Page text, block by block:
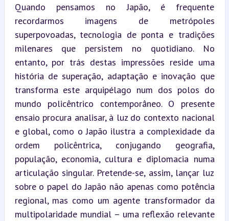
Quando pensamos no Japão, é frequente
recordarmos imagens de metrópoles
superpovoadas, tecnologia de ponta e tradições
milenares que persistem no quotidiano. No
entanto, por trás destas impressões reside uma
história de superação, adaptação e inovação que
transforma este arquipélago num dos polos do
mundo policêntrico contemporâneo. O presente
ensaio procura analisar, à luz do contexto nacional
e global, como o Japão ilustra a complexidade da
ordem policêntrica, conjugando geografia,
população, economia, cultura e diplomacia numa
articulação singular. Pretende-se, assim, lançar luz
sobre o papel do Japão não apenas como potência
regional, mas como um agente transformador da
multipolaridade mundial – uma reflexão relevante